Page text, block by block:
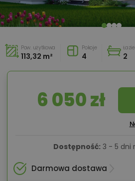
Pow. użytkowa
113,32 m²
Pokoje
4 2
6 050 zł
Dostępność: 3 - 5 dni
Darmowa dostawa